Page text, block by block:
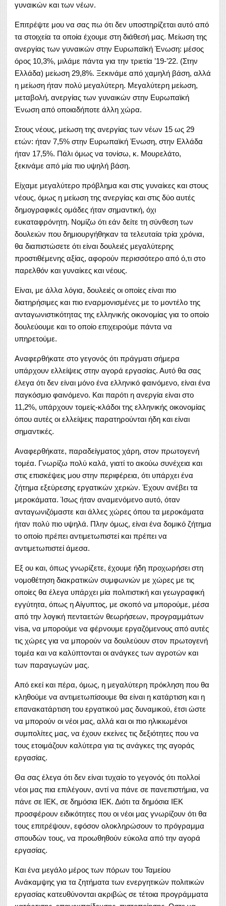
γυναικών και των νέων.
Επιτρέψτε μου να σας πω ότι δεν υποστηρίζεται αυτό από
τα στοιχεία τα οποία έχουμε στη διάθεσή μας. Μείωση της
ανεργίας των γυναικών στην Ευρωπαϊκή Ένωση: μέσος
όρος 10,3%, μιλάμε πάντα για την τριετία ’19-’22. (Στην
Ελλάδα) μείωση 29,8%. Ξεκινάμε από χαμηλή βάση, αλλά
η μείωση ήταν πολύ μεγαλύτερη. Μεγαλύτερη μείωση,
μεταβολή, ανεργίας των γυναικών στην Ευρωπαϊκή
Ένωση από οποιαδήποτε άλλη χώρα.
Στους νέους, μείωση της ανεργίας των νέων 15 ως 29
ετών: ήταν 7,5% στην Ευρωπαϊκή Ένωση, στην Ελλάδα
ήταν 17,5%. Πάλι όμως να τονίσω, κ. Μουρελάτο,
ξεκινάμε από μία πιο υψηλή βάση.
Είχαμε μεγαλύτερο πρόβλημα και στις γυναίκες και στους
νέους, όμως η μείωση της ανεργίας και στις δύο αυτές
δημογραφικές ομάδες ήταν σημαντική, όχι
ευκαταφρόνητη. Νομίζω ότι εάν δείτε τη σύνθεση των
δουλειών που δημιουργήθηκαν τα τελευταία τρία χρόνια,
θα διαπιστώσετε ότι είναι δουλειές μεγαλύτερης
προστιθέμενης αξίας, αφορούν περισσότερο από ό,τι στο
παρελθόν και γυναίκες και νέους.
Είναι, με άλλα λόγια, δουλειές οι οποίες είναι πιο
διατηρήσιμες και πιο εναρμονισμένες με το μοντέλο της
ανταγωνιστικότητας της ελληνικής οικονομίας για το οποίο
δουλεύουμε και το οποίο επιχειρούμε πάντα να
υπηρετούμε.
Αναφερθήκατε στο γεγονός ότι πράγματι σήμερα
υπάρχουν ελλείψεις στην αγορά εργασίας. Αυτό θα σας
έλεγα ότι δεν είναι μόνο ένα ελληνικό φαινόμενο, είναι ένα
παγκόσμιο φαινόμενο. Και παρότι η ανεργία είναι στο
11,2%, υπάρχουν τομείς-κλάδοι της ελληνικής οικονομίας
όπου αυτές οι ελλείψεις παρατηρούνται ήδη και είναι
σημαντικές.
Αναφερθήκατε, παραδείγματος χάρη, στον πρωτογενή
τομέα. Γνωρίζω πολύ καλά, γιατί το ακούω συνέχεια και
στις επισκέψεις μου στην περιφέρεια, ότι υπάρχει ένα
ζήτημα εξεύρεσης εργατικών χεριών. Έχουν ανέβει τα
μεροκάματα. Ίσως ήταν αναμενόμενο αυτό, όταν
ανταγωνιζόμαστε και άλλες χώρες όπου τα μεροκάματα
ήταν πολύ πιο υψηλά. Πλην όμως, είναι ένα δομικό ζήτημα
το οποίο πρέπει αντιμετωπιστεί και πρέπει να
αντιμετωπιστεί άμεσα.
Εξ ου και, όπως γνωρίζετε, έχουμε ήδη προχωρήσει στη
νομοθέτηση διακρατικών συμφωνιών με χώρες με τις
οποίες θα έλεγα υπάρχει μία πολιτιστική και γεωγραφική
εγγύτητα, όπως η Αίγυπτος, με σκοπό να μπορούμε, μέσα
από την λογική πενταετών θεωρήσεων, προγραμμάτων
visa, να μπορούμε να φέρνουμε εργαζόμενους από αυτές
τις χώρες για να μπορούν να δουλεύουν στον πρωτογενή
τομέα και να καλύπτονται οι ανάγκες των αγροτών και
των παραγωγών μας.
Από εκεί και πέρα, όμως, η μεγαλύτερη πρόκληση που θα
κληθούμε να αντιμετωπίσουμε θα είναι η κατάρτιση και η
επανακατάρτιση του εργατικού μας δυναμικού, έτσι ώστε
να μπορούν οι νέοι μας, αλλά και οι πιο ηλικιωμένοι
συμπολίτες μας, να έχουν εκείνες τις δεξιότητες που να
τους ετοιμάζουν καλύτερα για τις ανάγκες της αγοράς
εργασίας.
Θα σας έλεγα ότι δεν είναι τυχαίο το γεγονός ότι πολλοί
νέοι μας πια επιλέγουν, αντί να πάνε σε πανεπιστήμια, να
πάνε σε ΙΕΚ, σε δημόσια ΙΕΚ. Διότι τα δημόσια ΙΕΚ
προσφέρουν ειδικότητες που οι νέοι μας γνωρίζουν ότι θα
τους επιτρέψουν, εφόσον ολοκληρώσουν το πρόγραμμα
σπουδών τους, να προωθηθούν εύκολα από την αγορά
εργασίας.
Και ένα μεγάλο μέρος των πόρων του Ταμείου
Ανάκαμψης για τα ζητήματα των ενεργητικών πολιτικών
εργασίας κατευθύνονται ακριβώς σε τέτοια προγράμματα